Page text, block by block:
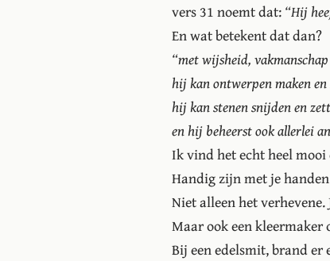
vers 31 noemt dat:“Hij
En wat betekent dat dan?
“met wijsheid,
hij kan ontwerpen maken
hij kan stenen snijden en
en hij beheerst ook allerlei
Ik vind het echt heel mooi
Handig zijn met je
Niet alleen het
Maar ook een kleermaker
Bij een edelsmit, brand er